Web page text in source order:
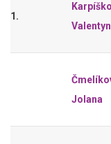
1.
Jolana